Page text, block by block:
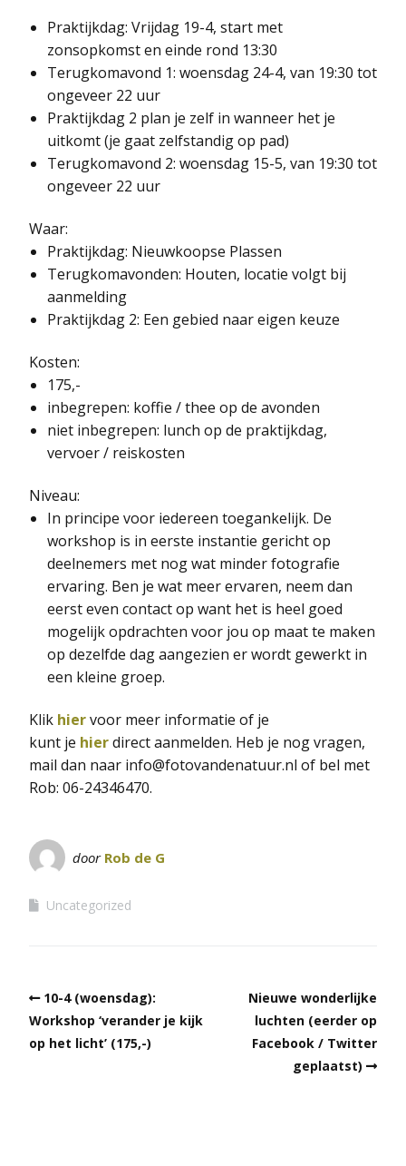
Praktijkdag: Vrijdag 19-4, start met
zonsopkomst en einde rond 13:30
Terugkomavond 1: woensdag 24-4, van 19:30 tot
ongeveer 22 uur
Praktijkdag 2 plan je zelf in wanneer het je
uitkomt (je gaat zelfstandig op pad)
Terugkomavond 2: woensdag 15-5, van 19:30 tot
ongeveer 22 uur
Waar:
Praktijkdag: Nieuwkoopse Plassen
Terugkomavonden: Houten, locatie volgt bij
aanmelding
Praktijkdag 2: Een gebied naar eigen keuze
Kosten:
175,-
inbegrepen: koffie / thee op de avonden
niet inbegrepen: lunch op de praktijkdag,
vervoer / reiskosten
Niveau:
In principe voor iedereen toegankelijk. De
workshop is in eerste instantie gericht op
deelnemers met nog wat minder fotografie
ervaring. Ben je wat meer ervaren, neem dan
eerst even contact op want het is heel goed
mogelijk opdrachten voor jou op maat te maken
op dezelfde dag aangezien er wordt gewerkt in
een kleine groep.
Klik hiervoor meer informatie of je
kunt je hierdirect aanmelden. Heb je nog vragen,
mail dan naar info@fotovandenatuur.nl of bel met
Rob: 06-24346470.
door Rob de G
Uncategorized
10-4 (woensdag):
Workshop ‘verander je kijk
op het licht’ (175,-)
Nieuwe wonderlijke
luchten (eerder op
Facebook / Twitter
geplaatst)